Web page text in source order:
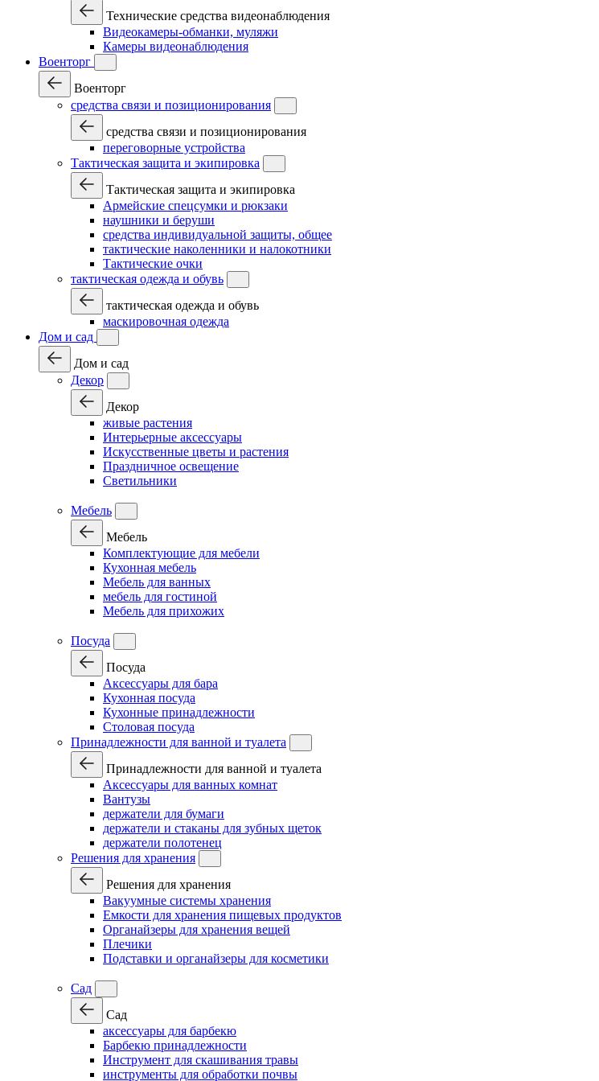
Технические средства видеонаблюдения
Видеокамеры-обманки, муляжи
Камеры видеонаблюдения
Военторг
Военторг
средства связи и позиционирования
средства связи и позиционирования
переговорные устройства
Тактическая защита и экипировка
Тактическая защита и экипировка
Армейские спецсумки и рюкзаки
наушники и беруши
средства индивидуальной защиты, общее
тактические наколенники и налокотники
Тактические очки
тактическая одежда и обувь
тактическая одежда и обувь
маскировочная одежда
Дом и сад
Дом и сад
Декор
Декор
живые растения
Интерьерные аксессуары
Искусственные цветы и растения
Праздничное освещение
Светильники
Мебель
Мебель
Комплектующие для мебели
Кухонная мебель
Мебель для ванных
мебель для гостиной
Мебель для прихожих
Посуда
Посуда
Аксессуары для бара
Кухонная посуда
Кухонные принадлежности
Столовая посуда
Принадлежности для ванной и туалета
Принадлежности для ванной и туалета
Аксессуары для ванных комнат
Вантузы
держатели для бумаги
держатели и стаканы для зубных щеток
держатели полотенец
Решения для хранения
Решения для хранения
Вакуумные системы хранения
Емкости для хранения пищевых продуктов
Органайзеры для хранения вещей
Плечики
Подставки и органайзеры для косметики
Сад
Сад
аксессуары для барбекю
Барбекю принадлежности
Инструмент для скашивания травы
инструменты для обработки почвы